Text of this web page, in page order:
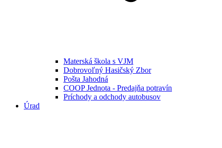
Materská škola s VJM
Dobrovoľný Hasičský Zbor
Pošta Jahodná
COOP Jednota - Predajňa potravín
Príchody a odchody autobusov
Úrad